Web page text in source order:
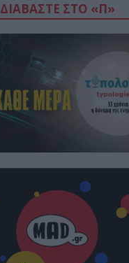
ΔΙΑΒΆΣΤΕ ΣΤΟ «Π»